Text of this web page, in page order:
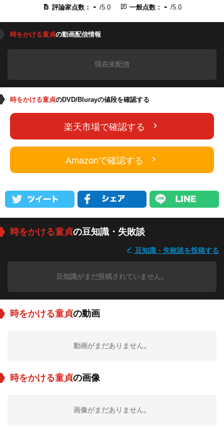
評論家点数： - /5.0 一般点数： - /5.0
時をかける童貞の動画配信情報
現在未配信
時をかける童貞のDVD/Blurayの値段を確認する
楽天市場で確認する
Amazonで確認する
時をかける童貞の豆知識・失敗談
豆知識・失敗談を投稿する
豆知識がまだ投稿されていません。
時をかける童貞の動画
動画がまだありません。
時をかける童貞の画像
画像がまだありません。